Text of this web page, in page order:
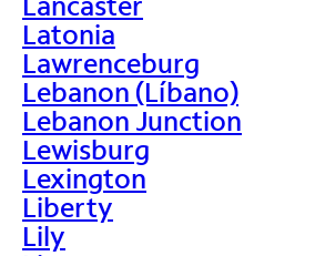
Latonia
Lawrenceburg
Lebanon (Líbano)
Lebanon Junction
Lewisburg
Lexington
Liberty
Lily